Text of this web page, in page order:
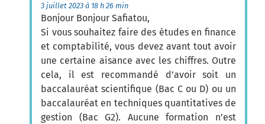
3 juillet 2023 à 18 h 26 min
Bonjour Bonjour Safiatou,
Si vous souhaitez faire des études en finance
et comptabilité, vous devez avant tout avoir
une certaine aisance avec les chiffres. Outre
cela, il est recommandé d’avoir soit un
baccalauréat scientifique (Bac C ou D) ou un
baccalauréat en techniques quantitatives de
gestion (Bac G2). Aucune formation n’est